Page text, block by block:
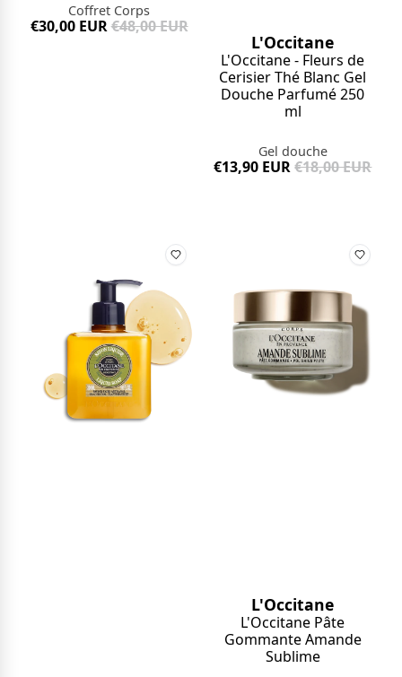
Coffret Corps
€30,00 EUR€48,00 EUR
L'Occitane
L'Occitane - Fleurs de
Cerisier Thé Blanc Gel
Douche Parfumé 250
ml
Gel douche
€13,90 EUR€18,00 EUR
L'Occitane
L'Occitane Pâte
Gommante Amande
Sublime